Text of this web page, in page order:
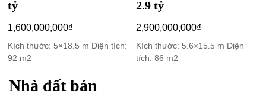
tỷ
1,600,000,000₫
Kích thước: 5×18.5 m Diện tích:
92 m2
2.9 tỷ
2,900,000,000₫
Kích thước: 5.6×15.5 m Diện
tích: 86 m2
Nhà đất bán